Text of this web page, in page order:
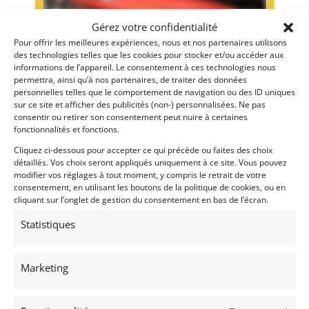
Gérez votre confidentialité
Pour offrir les meilleures expériences, nous et nos partenaires utilisons
des technologies telles que les cookies pour stocker et/ou accéder aux
informations de l’appareil. Le consentement à ces technologies nous
permettra, ainsi qu’à nos partenaires, de traiter des données
personnelles telles que le comportement de navigation ou des ID uniques
sur ce site et afficher des publicités (non-) personnalisées. Ne pas
consentir ou retirer son consentement peut nuire à certaines
fonctionnalités et fonctions.
Cliquez ci-dessous pour accepter ce qui précède ou faites des choix
détaillés. Vos choix seront appliqués uniquement à ce site. Vous pouvez
modifier vos réglages à tout moment, y compris le retrait de votre
consentement, en utilisant les boutons de la politique de cookies, ou en
cliquant sur l’onglet de gestion du consentement en bas de l’écran.
Statistiques
Marketing
12
AUSTIN HEALEY 100/6 (1958) [VENDU]
9 octobre 2021
231 vues
Vends Austin Healey 100/6 du 01/01/1958. jamais été
restaurée. Très bon état d'origine, présentant une splendide
patine. Pour plus de renseignements, Merci de prendre
contact avec nous.